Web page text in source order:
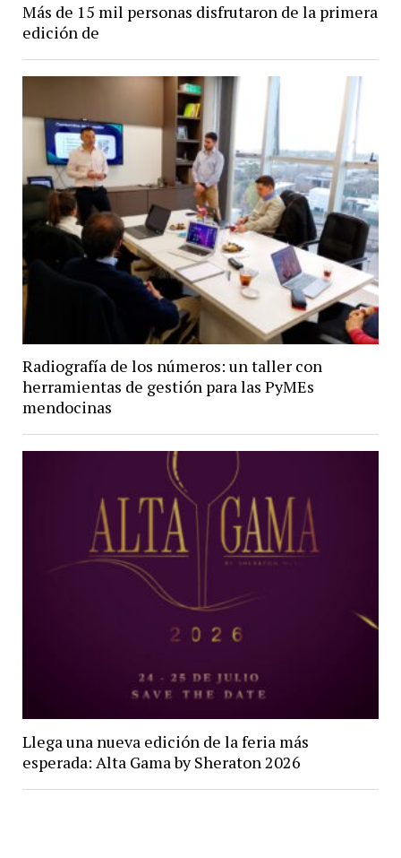
Más de 15 mil personas disfrutaron de la primera
edición de
Radiografía de los números: un taller con
herramientas de gestión para las PyMEs
mendocinas
Llega una nueva edición de la feria más
esperada: Alta Gama by Sheraton 2026